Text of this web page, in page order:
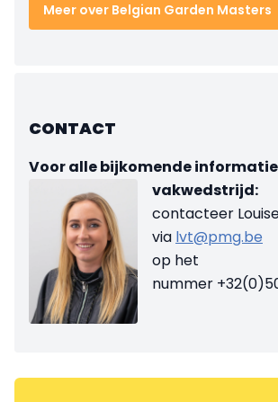
Meer over Belgian Garden Masters
CONTACT
Voor alle bijkomende
vakwedstrijd:
contacteer
via lvt@pmg.be
op het
nummer